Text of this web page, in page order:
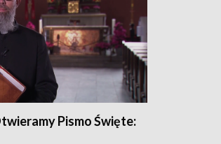
Pismo Święte: